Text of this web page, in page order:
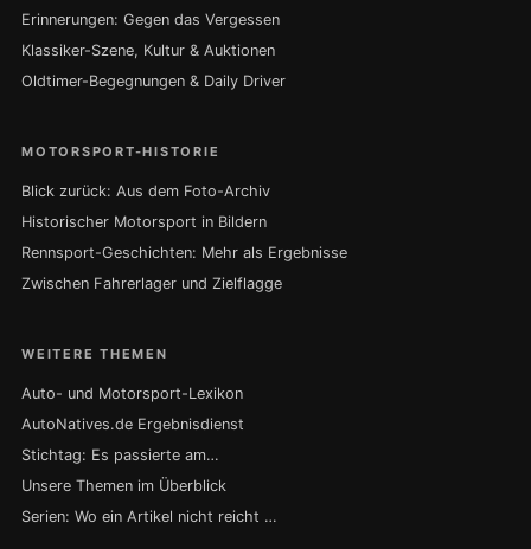
Erinnerungen: Gegen das Vergessen
Klassiker-Szene, Kultur & Auktionen
Oldtimer-Begegnungen & Daily Driver
MOTORSPORT-HISTORIE
Blick zurück: Aus dem Foto-Archiv
Historischer Motorsport in Bildern
Rennsport-Geschichten: Mehr als Ergebnisse
Zwischen Fahrerlager und Zielflagge
WEITERE THEMEN
Auto- und Motorsport-Lexikon
AutoNatives.de Ergebnisdienst
Stichtag: Es passierte am…
Unsere Themen im Überblick
Serien: Wo ein Artikel nicht reicht …